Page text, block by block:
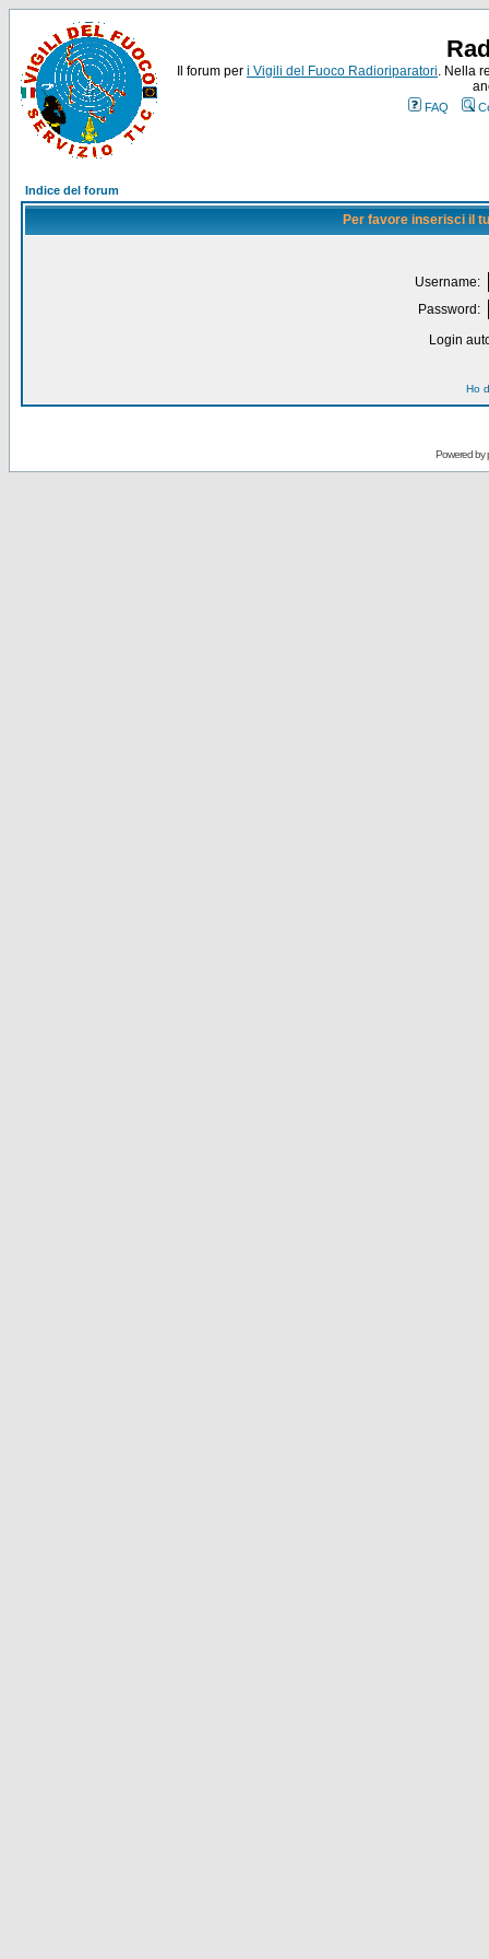
Il forum per i Vigili del Fuoco Radioriparatori. Nella
FAQ
Indice del forum
Per favore inserisci il
Username:
Password:
Login
Ho
Powered by